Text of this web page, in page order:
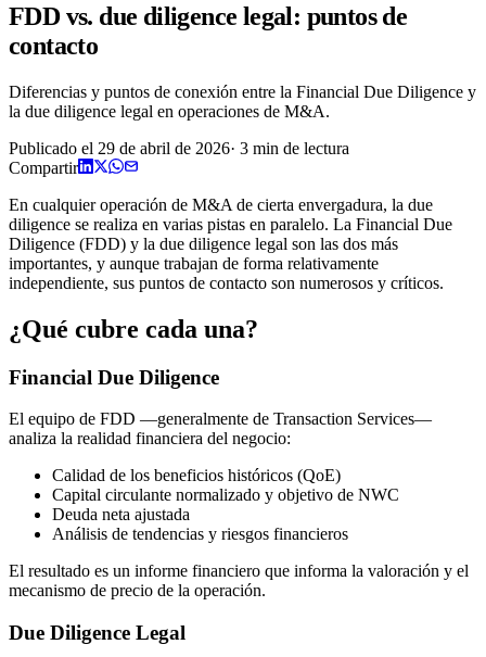
FDD vs. due diligence legal: puntos de
contacto
Diferencias y puntos de conexión entre la Financial Due Diligence y
la due diligence legal en operaciones de M&A.
Publicado el 29 de abril de 2026· 3 min de lectura
Compartir
En cualquier operación de M&A de cierta envergadura, la due
diligence se realiza en varias pistas en paralelo. La Financial Due
Diligence (FDD) y la due diligence legal son las dos más
importantes, y aunque trabajan de forma relativamente
independiente, sus puntos de contacto son numerosos y críticos.
¿Qué cubre cada una?
Financial Due Diligence
El equipo de FDD —generalmente de Transaction Services—
analiza la realidad financiera del negocio:
Calidad de los beneficios históricos (QoE)
Capital circulante normalizado y objetivo de NWC
Deuda neta ajustada
Análisis de tendencias y riesgos financieros
El resultado es un informe financiero que informa la valoración y el
mecanismo de precio de la operación.
Due Diligence Legal